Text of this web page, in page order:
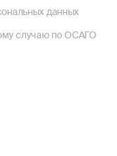
данных
случаю по ОСАГО